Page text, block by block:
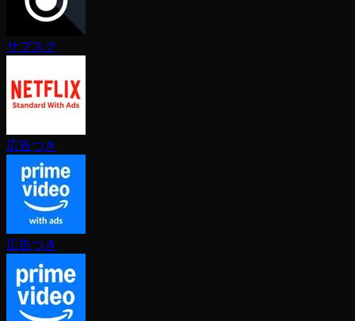
サブスク
広告つき
広告つき